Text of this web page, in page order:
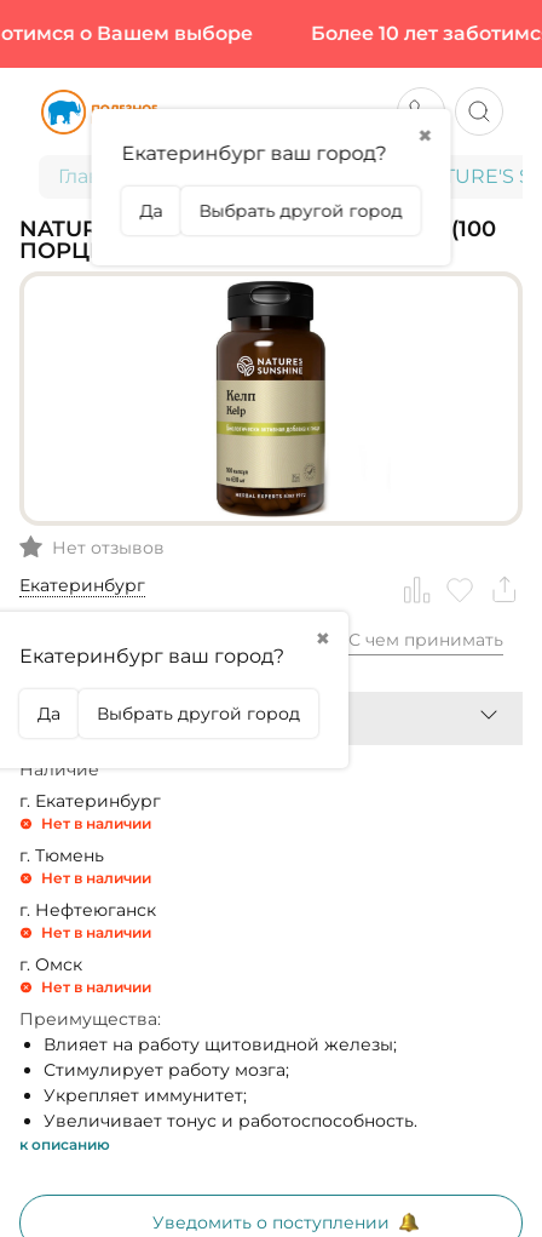
о Вашем выборе Более 10 лет
Главная NATURE'S
NATURE'S SUNSHINE, KELP, 100 КАПС (100
ПОРЦИЙ)
Нет отзывов
Екатеринбург
✖
Екатеринбург ваш город?
Да Выбрать другой город
1 980,99₽ С чем принимать
Наличие
г. Екатеринбург
Нет в наличии
г. Тюмень
Нет в наличии
г. Нефтеюганск
Нет в наличии
г. Омск
Нет в наличии
Преимущества:
Влияет на работу щитовидной железы;
Стимулирует работу мозга;
Укрепляет иммунитет;
Увеличивает тонус и работоспособность.
к описанию
Уведомить о поступлении
✖
Екатеринбург ваш город?
Да Выбрать другой город